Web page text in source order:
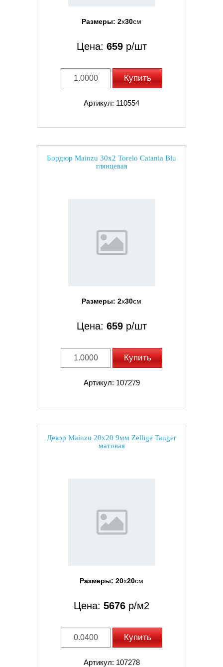
Размеры: 2x30см
Цена: 659р/шт
Купить
Артикул: 110554
Бордюр Mainzu 30x2 Torelo Catania Blu
глянцевая
Размеры: 2x30см
Цена: 659р/шт
Купить
Артикул: 107279
Декор Mainzu 20x20 9мм Zellige Tanger
матовая
Размеры: 20x20см
Цена: 5676 р/м2
Купить
Артикул: 107278